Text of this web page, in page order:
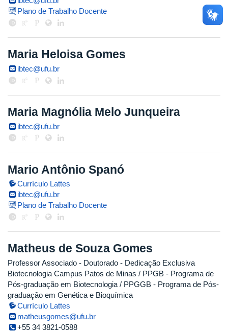
Plano de Trabalho Docente
Maria Heloisa Gomes
ibtec@ufu.br
Maria Magnólia Melo Junqueira
ibtec@ufu.br
Mario Antônio Spanó
Currículo Lattes
ibtec@ufu.br
Plano de Trabalho Docente
Matheus de Souza Gomes
Professor Associado - Doutorado - Dedicação Exclusiva
Biotecnologia Campus Patos de Minas / PPGB - Programa de
Pós-graduação em Biotecnologia / PPGGB - Programa de Pós-
graduação em Genética e Bioquímica
Currículo Lattes
matheusgomes@ufu.br
+55 34 3821-0588